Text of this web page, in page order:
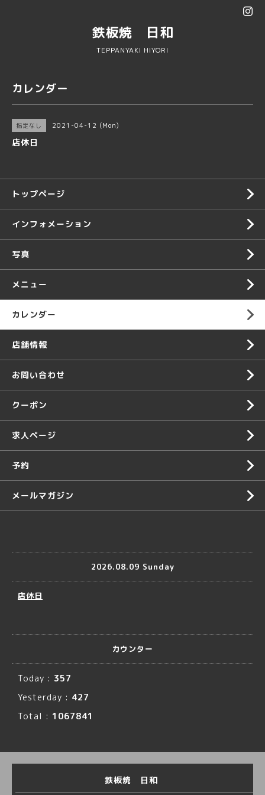
鉄板焼 日和
TEPPANYAKI HIYORI
カレンダー
指定なし 2021-04-12 (Mon)
店休日
トップページ
インフォメーション
写真
メニュー
カレンダー
店舗情報
お問い合わせ
クーポン
求人ページ
予約
メールマガジン
2026.08.09 Sunday
店休日
カウンター
Today : 357
Yesterday : 427
Total : 1067841
鉄板焼 日和